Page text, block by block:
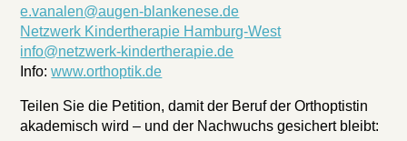
e.vanalen@augen-blankenese.de
Netzwerk Kindertherapie Hamburg-West
info@netzwerk-kindertherapie.de
Info:www.orthoptik.de
Teilen Sie die Petition, damit der Beruf der Orthoptistin
akademisch wird – und der Nachwuchs gesichert bleibt: